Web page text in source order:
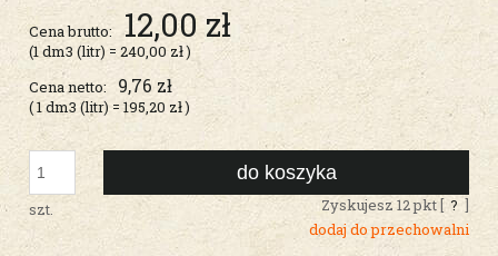
Cena brutto: 12,00 zł
(1dm3 (litr) = 240,00 zł)
Cena netto:
9,76 zł
( 1dm3 (litr) = 195,20 zł)
szt.
do koszyka
Zyskujesz 12pkt [ ? ]
dodaj do przechowalni